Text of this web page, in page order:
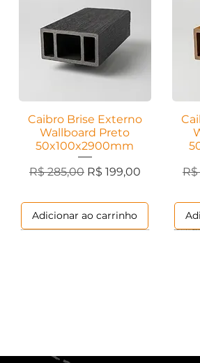
Visualização rápida
Caibro Brise Externo
Wallboard Preto
50x100x2900mm
Preço normal
R$ 285,00 Preço promocional
R$ 199,00
Adicionar ao carrinho